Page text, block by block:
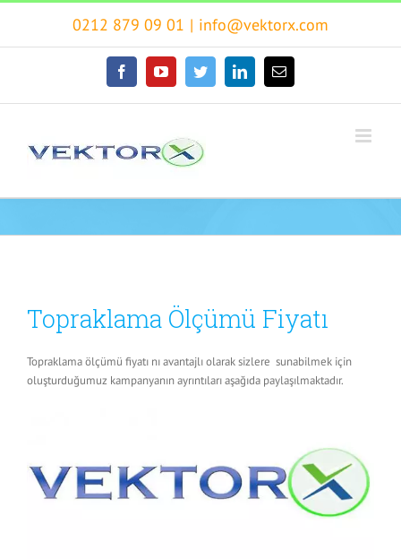
content
0212 879 09 01 | info@vektorx.com
facebookyoutubetwitter linkedinE-
posta
Topraklama Ölçümü Fiyatı
Topraklama ölçümü fiyatı nı avantajlı olarak sizlere sunabilmek için
oluşturduğumuz kampanyanın ayrıntıları aşağıda paylaşılmaktadır.